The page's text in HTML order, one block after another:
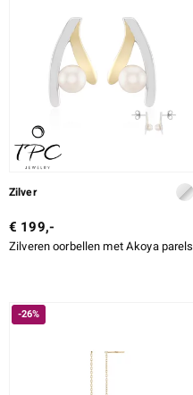
Zilver
€ 199,-
Zilveren oorbellen met Akoya parels
-26%